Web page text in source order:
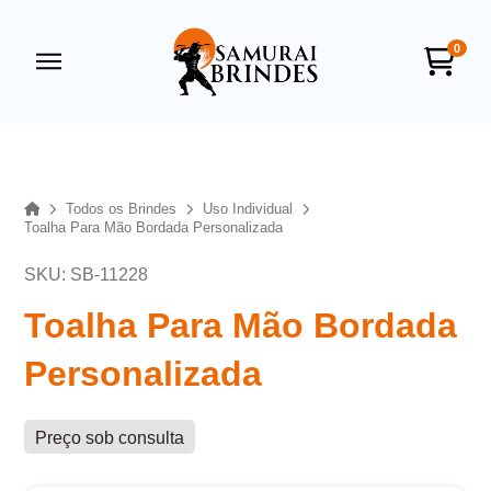
0
HomeTodos os Brindes
Uso Individual
Toalha Para Mão Bordada Personalizada
SKU: SB-11228
Toalha Para Mão Bordada
Personalizada
Preço sob consulta